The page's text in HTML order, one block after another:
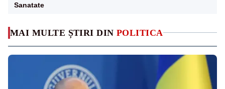
MAI MULTE ȘTIRI DIN POLITICA
Sanatate